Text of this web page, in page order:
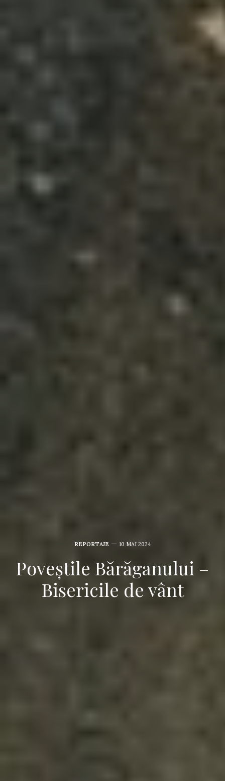
REPORTAJE 10 MAI 2024
Poveștile Bărăganului –
Bisericile de vânt